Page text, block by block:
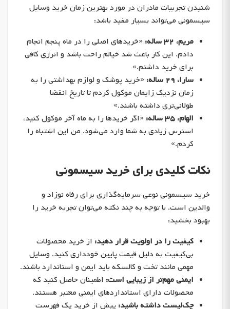
شنیدن تجربیات مادران در مورد بهترین زمان خرید وسایل
سیسمونی می‌تواند بسیار مفید باشد:
مریم، ۳۲ ساله:
«خریدهای اصلی را در ماه پنجم انجام
دادم. این کار باعث شد خیالم راحت باشد و انرژی کافی
برای خرید داشتم.»
سارا، ۲۹ ساله:
«خرید پوشک و لوازم بهداشتی را به
زمان نزدیک زایمان موکول کردم تا تاریخ انقضا
طولانی‌تری داشته باشند.»
الهام، ۳۵ ساله:
«اگر خریدها را به ماه آخر موکول کنید،
استرس زیادی به شما وارد می‌شود. من این اشتباه را
کردم.»
نکات کلیدی برای خرید سیسمونی
خرید سیسمونی نوعی سرمایه‌گذاری برای رفاه نوزاد و
والدین است. با توجه به چند نکته می‌توان تجربه خرید را
بهبود بخشید:
کیفیت را در اولویت قرار دهید: از خرید محصولات
بی‌کیفیت به دلیل قیمت پایین خودداری کنید. وسایل
مهمی مانند تخت و کالسکه باید ایمن و استاندارد باشند.
ایمنی مهم‌تر از زیبایی است: اطمینان حاصل کنید که
محصولات دارای استانداردهای ایمنی معتبر هستند.
چک‌لیست داشته باشید: پیش از خرید یک فهرست